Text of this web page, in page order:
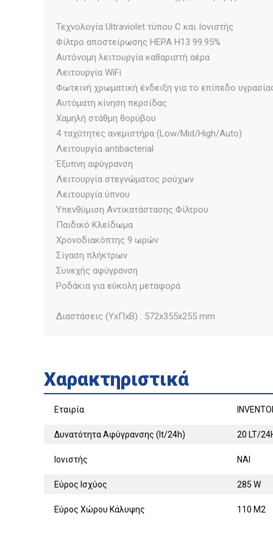
Τεχνολογία Ultraviolet τύπου C και Ιονιστής
Φίλτρο αποστείρωσης HEPA H13 99.95%
Αυτόνομη λειτουργία καθαριστή αέρα
Λειτουργία WiFi
Φωτεινή χρωματική ένδειξη για το επίπεδο
Αυτόματη κίνηση περσίδας
Χαμηλή στάθμη θορύβου
4 ταχύτητες ανεμιστήρα (Low/Mid/High/Auto)
Λειτουργία antibacterial
Έξυπνη αφύγρανση
Λειτουργία στεγνώματος ρούχων
Λειτουργία ύπνου
Υπενθύμιση Αντικατάστασης Φίλτρου
Παιδικό Κλείδωμα
Χρονοδιακόπτης 9 ωρών
Σίγαση πλήκτρων
Συνεχής αφύγρανση
Ροδάκια για εύκολη μεταφορά
Διαστάσεις (ΥxΠxΒ) : 572x355x255 mm
Χαρακτηριστικά
Εταιρία
Δυνατότητα Αφύγρανσης (lt/24h) 20 LT/
Ιονιστής ΝΑΙ
Εύρος Ισχύος 285 W
Εύρος Χώρου Κάλυψης 110 M2